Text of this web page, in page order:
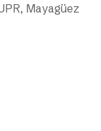
Mayagüez